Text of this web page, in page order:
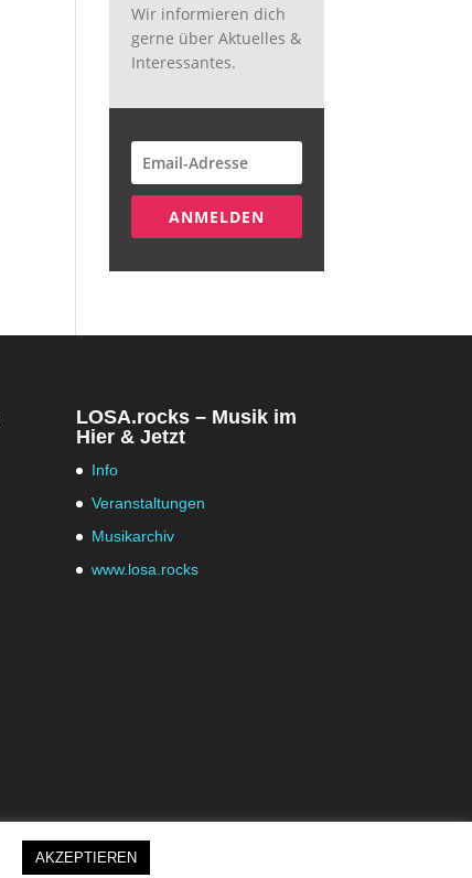
Wir informieren dich
gerne über Aktuelles &
Interessantes.
ANMELDEN
LOSA.rocks – Musik im
Hier & Jetzt
Info
Veranstaltungen
Musikarchiv
www.losa.rocks
AKZEPTIEREN